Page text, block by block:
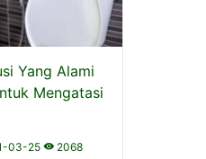
Yang Alami
Mengatasi
03-25 2068